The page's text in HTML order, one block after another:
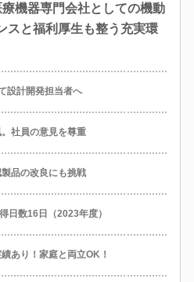
機器専門会社としての機動
スと福利厚生も整う充実環
設計開発担当者へ
社員の意見を尊重
品の改良にも挑戦
日数16日（2023年度）
あり！家庭と両立OK！